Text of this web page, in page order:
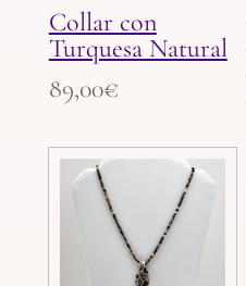
Collar con
Turquesa Natural
89,00€